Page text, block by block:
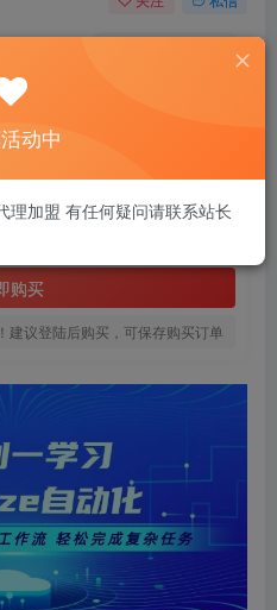
0 166 21
购买
建议登陆后购买，可保存购买订单
动中
理加盟 有任何疑问请联系站长